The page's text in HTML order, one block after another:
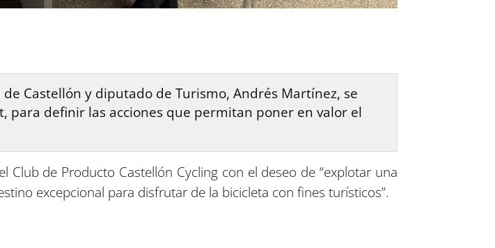
Castellón y diputado de Turismo, Andrés Martínez, se
para definir las acciones que permitan poner en valor el
de Producto Castellón Cycling con el deseo de “explotar una
excepcional para disfrutar de la bicicleta con fines turísticos”.